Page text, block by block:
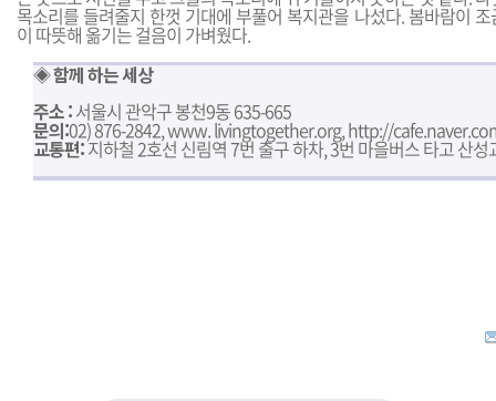
목소리를 들려줄지 한껏 기대에 부풀어 복지관을 나섰다. 봄바람이
이 따뜻해 옮기는 걸음이 가벼웠다.
◈ 함께 하는 세상
주소 :서울시 관악구 봉천9동 635-665
문의:02) 876-2842,www. livingtogether.org,http://
교통편:지하철 2호선 신림역 7번 출구 하차, 3번 마을버스 타고 산성